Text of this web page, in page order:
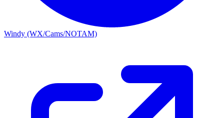
Windy (WX/Cams/NOTAM)